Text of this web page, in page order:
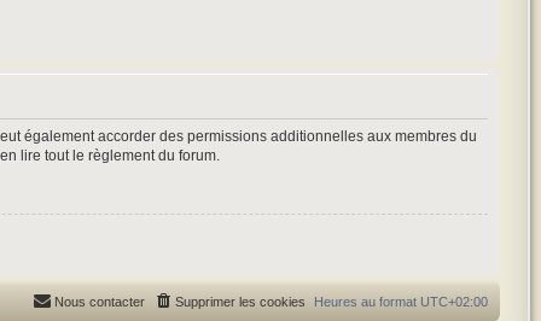
également accorder des permissions additionnelles aux membres du
lire tout le règlement du forum.
Heures au formatUTC+02:00
Supprimer les cookies
Nous contacter